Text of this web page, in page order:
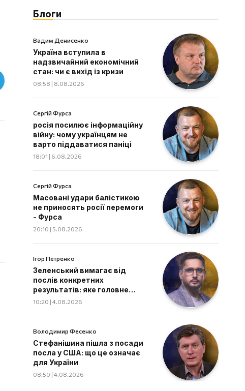
Блоги
Вадим Денисенко
Україна вступила в
надзвичайний економічний
стан: чи є вихід із кризи
08:58 | 8.08.2026
Сергій Фурса
росія посилює інформаційну
війну: чому українцям не
варто піддаватися паніці
18:01 | 6.08.2026
Сергій Фурса
Масовані удари балістикою
не приносять росії перемоги
- Фурса
20:10 | 5.08.2026
Ігор Петренко
Зеленський вимагає від
послів конкретних
результатів: яке головне
завдання дипломатів
10:20 | 4.08.2026
Володимир Фесенко
Стефанішина пішла з посади
посла у США: що це означає
для України
08:50 | 4.08.2026